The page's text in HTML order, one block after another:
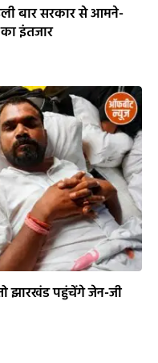
बार सरकार से आमने-
इंतजार
झारखंड पहुंचेंगे जेन-जी